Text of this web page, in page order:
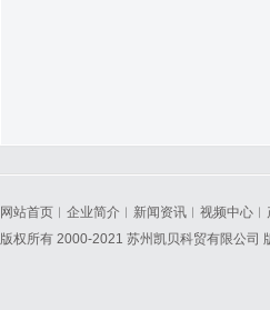
网站首页 ︱ 企业简介 ︱ 新闻资讯 ︱ 视频中心 ︱
版权所有 2000-2021 苏州凯贝科贸有限公